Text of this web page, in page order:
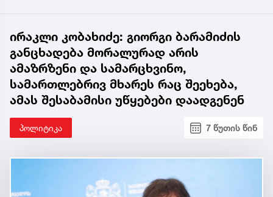
ირაკლი კობახიძე: გიორგი ბარამიძის
განცხადება მორალურად არის
ამაზრზენი და სამარცხვინო,
სამართლებრივ მხარეს რაც შეეხება,
ამას შესაბამისი უწყებები დაადგენენ
პოლიტიკა 7 წუთის წინ